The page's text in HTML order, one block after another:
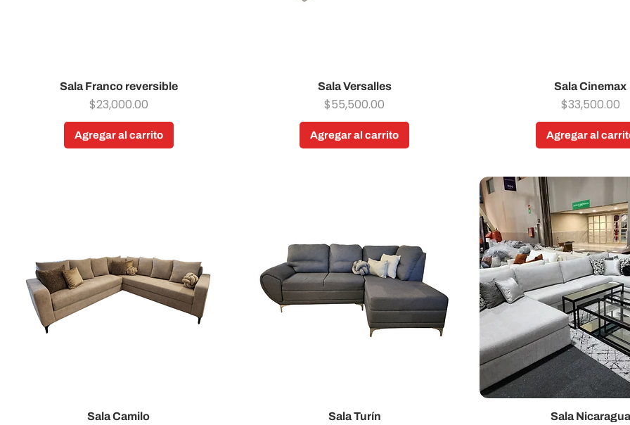
Vista rápida
Sala Franco reversible
Precio
$23,000.00
Agregar al carrito
Vista rápida
Sala Versalles
Precio
$55,500.00
Agregar al carrito
Vista rápida
Sala Cinemax
Precio
$33,500.00
Agregar al
Vista rápida
Sala Camilo Vista rápida
Sala Turín Vista rápida
Sala Nicaragua